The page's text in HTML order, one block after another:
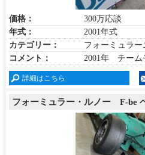
価格：
300万応談
年式：
2001年式
カテゴリー：
フォーミュラー
コメント：
2001年 チーム
詳細はこちら
フォーミュラー・ルノー F-be